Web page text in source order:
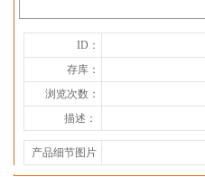
ID：
存库：
浏览次数：
描述：
产品细节图片